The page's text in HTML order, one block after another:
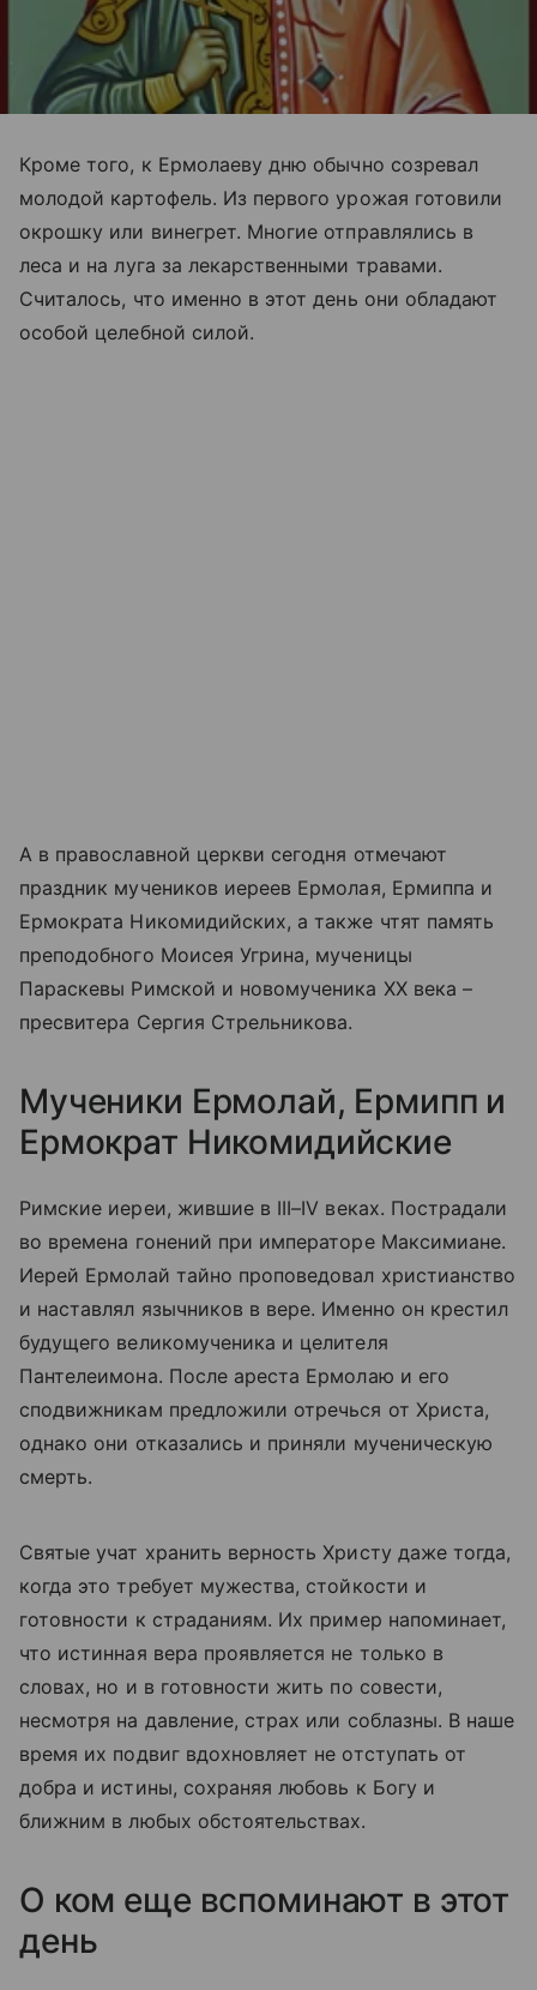
Кроме того, к Ермолаеву дню обычно созревал
молодой картофель. Из первого урожая готовили
окрошку или винегрет. Многие отправлялись в
леса и на луга за лекарственными травами.
Считалось, что именно в этот день они обладают
особой целебной силой.
А в православной церкви сегодня отмечают
праздник мучеников иереев Ермолая, Ермиппа и
Ермократа Никомидийских, а также чтят память
преподобного Моисея Угрина, мученицы
Параскевы Римской и новомученика XX века –
пресвитера Сергия Стрельникова.
Мученики Ермолай, Ермипп и
Ермократ Никомидийские
Римские иереи, жившие в III–IV веках. Пострадали
во времена гонений при императоре Максимиане.
Иерей Ермолай тайно проповедовал христианство
и наставлял язычников в вере. Именно он крестил
будущего великомученика и целителя
Пантелеимона. После ареста Ермолаю и его
сподвижникам предложили отречься от Христа,
однако они отказались и приняли мученическую
смерть.
Святые учат хранить верность Христу даже тогда,
когда это требует мужества, стойкости и
готовности к страданиям. Их пример напоминает,
что истинная вера проявляется не только в
словах, но и в готовности жить по совести,
несмотря на давление, страх или соблазны. В наше
время их подвиг вдохновляет не отступать от
добра и истины, сохраняя любовь к Богу и
ближним в любых обстоятельствах.
О ком еще вспоминают в этот
день